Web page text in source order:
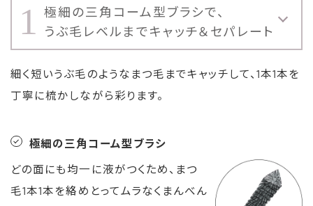
1 極細の三角コーム型ブラシで、
うぶ毛レベルまでキャッチ＆セパレート
細く短いうぶ毛のようなまつ毛までキャッチして、1本1本を
丁寧に梳かしながら彩ります。
極細の三角コーム型ブラシ
どの面にも均一に液がつくため、まつ
毛1本1本を絡めとってムラなくまんべん